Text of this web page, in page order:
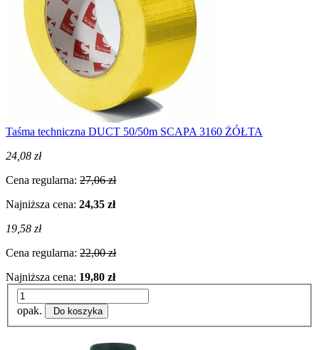
Taśma techniczna DUCT 50/50m SCAPA 3160 ŻÓŁTA
24,08 zł
Cena regularna: 27,06 zł
Najniższa cena: 24,35 zł
19,58 zł
Cena regularna: 22,00 zł
Najniższa cena: 19,80 zł
opak. Do koszyka